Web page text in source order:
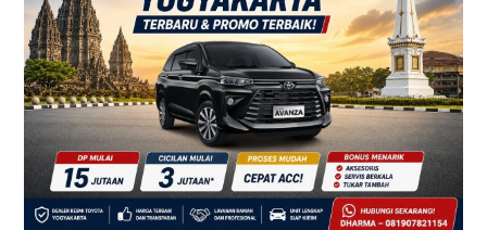
Toyota
Avanza
Yogyakarta
–
Promo
DP
Ringan
&